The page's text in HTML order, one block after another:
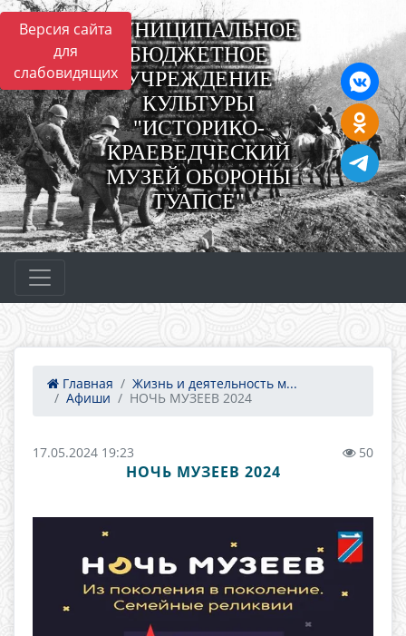
Версия сайта
для
слабовидящих
МУНИЦИПАЛЬНОЕ
БЮДЖЕТНОЕ
УЧРЕЖДЕНИЕ
КУЛЬТУРЫ
"ИСТОРИКО-
КРАЕВЕДЧЕСКИЙ
МУЗЕЙ ОБОРОНЫ
ТУАПСЕ"
Главная
Жизнь и деятельность м...
Афиши
НОЧЬ МУЗЕЕВ 2024
17.05.2024 19:23 50
НОЧЬ МУЗЕЕВ 2024